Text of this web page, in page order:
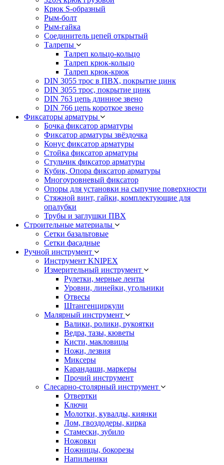
Крюк S-образный
Рым-болт
Рым-гайка
Соединитель цепей открытый
Талрепы
Талреп кольцо-кольцо
Талреп крюк-кольцо
Талреп крюк-крюк
DIN 3055 трос в ПВХ, покрытие цинк
DIN 3055 трос, покрытие цинк
DIN 763 цепь длинное звено
DIN 766 цепь короткое звено
Фиксаторы арматуры
Бочка фиксатор арматуры
Фиксатор арматуры звёздочка
Конус фиксатор арматуры
Стойка фиксатор арматуры
Стульчик фиксатор арматуры
Кубик, Опора фиксатор арматуры
Многоуровневый фиксатор
Опоры для установки на сыпучие поверхности
Стяжной винт, гайки, комплектующие для
опалубки
Трубы и заглушки ПВХ
Строительные материалы
Сетки базальтовые
Сетки фасадные
Ручной инструмент
Инструмент KNIPEX
Измерительный инструмент
Рулетки, мерные ленты
Уровни, линейки, угольники
Отвесы
Штангенциркули
Малярный инструмент
Валики, ролики, рукоятки
Ведра, тазы, кюветы
Кисти, макловицы
Ножи, лезвия
Миксеры
Карандаши, маркеры
Прочий инструмент
Слесарно-столярный инструмент
Отвертки
Ключи
Молотки, кувалды, киянки
Лом, гвоздодеры, кирка
Стамески, зубило
Ножовки
Ножницы, бокорезы
Напильники